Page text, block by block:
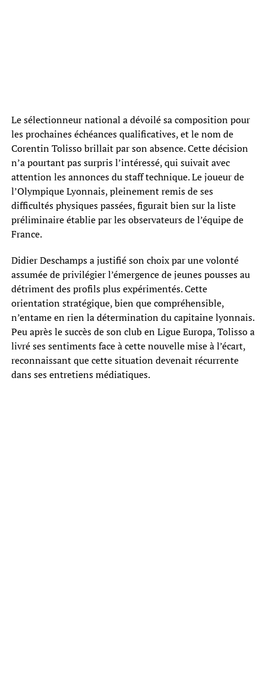
Le sélectionneur national a dévoilé sa composition pour
les prochaines échéances qualificatives, et le nom de
Corentin Tolisso brillait par son absence. Cette décision
n’a pourtant pas surpris l’intéressé, qui suivait avec
attention les annonces du staff technique. Le joueur de
l’Olympique Lyonnais, pleinement remis de ses
difficultés physiques passées, figurait bien sur la liste
préliminaire établie par les observateurs de l’équipe de
France.
Didier Deschamps a justifié son choix par une volonté
assumée de privilégier l’émergence de jeunes pousses au
détriment des profils plus expérimentés. Cette
orientation stratégique, bien que compréhensible,
n’entame en rien la détermination du capitaine lyonnais.
Peu après le succès de son club en Ligue Europa, Tolisso a
livré ses sentiments face à cette nouvelle mise à l’écart,
reconnaissant que cette situation devenait récurrente
dans ses entretiens médiatiques.